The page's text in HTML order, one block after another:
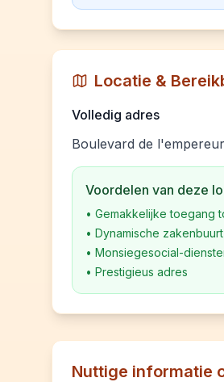
Locatie &
Volledig adres
Boulevard de
Voordelen van deze
• Gemakkelijke toegang
• Dynamische zakenbuurt
• Monsiegesocial-
• Prestigieus adres
Nuttige informatie